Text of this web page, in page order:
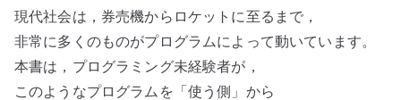
現代社会は，券売機からロケットに至るまで，
非常に多くのものがプログラムによって動いています。
本書は，プログラミング未経験者が，
このようなプログラムを「使う側」から